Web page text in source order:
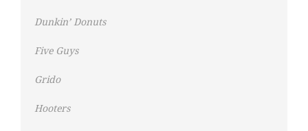
Dunkin’ Donuts
Five Guys
Grido
Hooters